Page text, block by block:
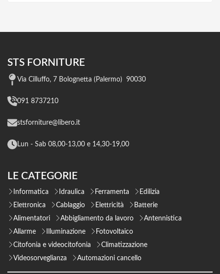
STS FORNITURE
Via Cilluffo, 7 Bolognetta (Palermo) 90030
091 8737210
stsforniture@libero.it
Lun - Sab 08,00-13,00 e 14,30-19,00
LE CATEGORIE
Informatica Idraulica Ferramenta
Edilizia
Elettronica
Cablaggio Elettricità
Batterie
Alimentatori
Abbigliamento da lavoro
Antennistica
Allarme
Illuminazione
Fotovoltaico
Citofonia e videocitofonia
Climatizzazione
Videosorveglianza
Automazioni cancello